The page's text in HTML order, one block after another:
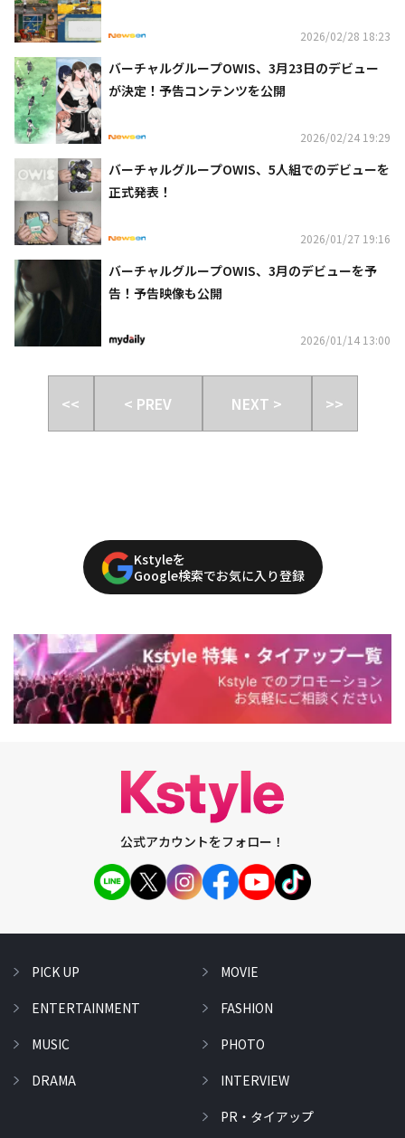
2026/02/28 18:23
バーチャルグループOWIS、3月23日のデビュー
が決定！予告コンテンツを公開
2026/02/24 19:29
バーチャルグループOWIS、5人組でのデビューを
正式発表！
2026/01/27 19:16
バーチャルグループOWIS、3月のデビューを予
告！予告映像も公開
2026/01/14 13:00
<< < PREV NEXT > >>
Kstyleを
Google検索でお気に入り登録
公式アカウントをフォロー！
PICK UP
ENTERTAINMENT
MUSIC
DRAMA
MOVIE
FASHION
PHOTO
INTERVIEW
PR・タイアップ